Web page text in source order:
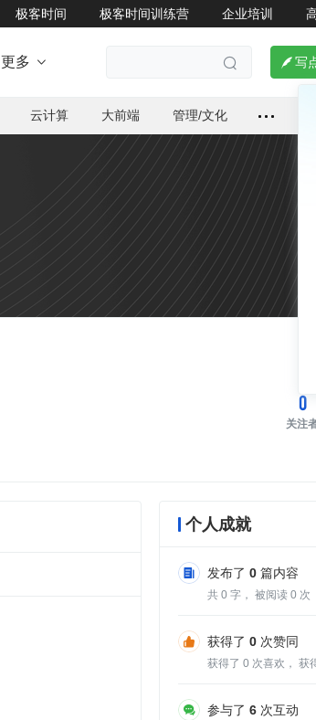
极客时间 极客时间训练营 企业培训
更多    写
云计算 大前端 管理/文化
0
关注
个人成就
发布了 0 篇内容
共 0 字， 被阅读 0 次
获得了 0 次赞同
获得了 0 次喜欢， 获
参与了 6 次互动